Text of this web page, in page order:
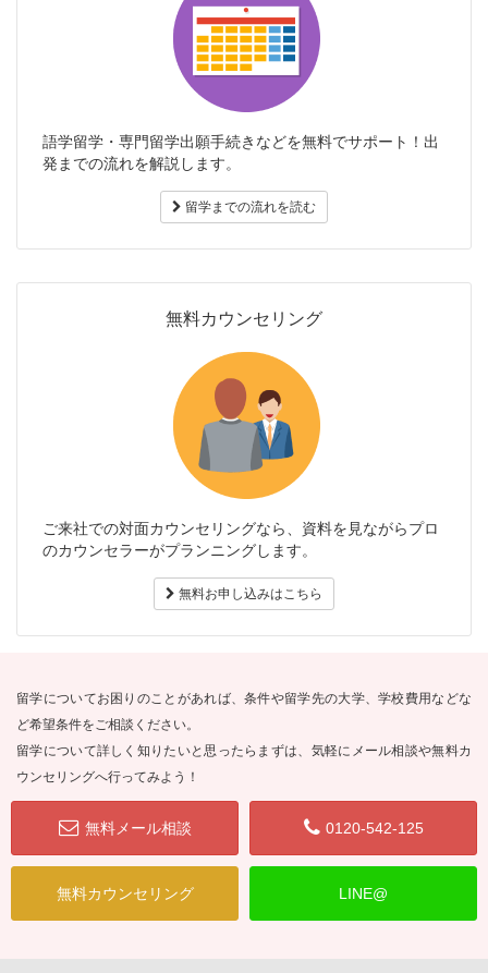
語学留学・専門留学出願手続きなどを無料でサポート！出
発までの流れを解説します。
留学までの流れを読む
無料カウンセリング
ご来社での対面カウンセリングなら、資料を見ながらプロ
のカウンセラーがプランニングします。
無料お申し込みはこちら
留学についてお困りのことがあれば、条件や留学先の大学、学校費用などな
ど希望条件をご相談ください。
留学について詳しく知りたいと思ったらまずは、気軽にメール相談や無料カ
ウンセリングへ行ってみよう！
無料メール相談 0120-542-125
無料カウンセリング LINE@